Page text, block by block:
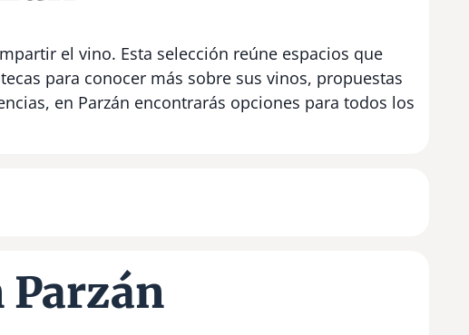
el vino. Esta selección reúne espacios que
para conocer más sobre sus vinos, propuestas
en Parzán encontrarás opciones para todos los
Parzán